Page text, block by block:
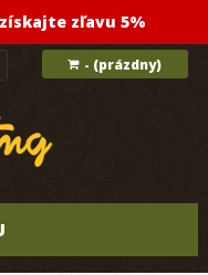
zľavu 5%
- (prázdny)